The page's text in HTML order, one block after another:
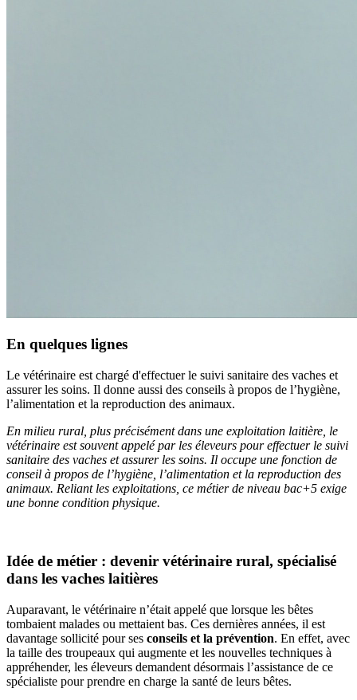
En quelques lignes
Le vétérinaire est chargé d'effectuer le suivi sanitaire des vaches et
assurer les soins. Il donne aussi des conseils à propos de l’hygiène,
l’alimentation et la reproduction des animaux.
En milieu rural, plus précisément dans une exploitation laitière, le
vétérinaire est souvent appelé par les éleveurs pour effectuer le suivi
sanitaire des vaches et assurer les soins. Il occupe une fonction de
conseil à propos de l’hygiène, l’alimentation et la reproduction des
animaux. Reliant les exploitations, ce métier de niveau bac+5 exige
une bonne condition physique.
Idée de métier : devenir vétérinaire rural, spécialisé
dans les vaches laitières
Auparavant, le vétérinaire n’était appelé que lorsque les bêtes
tombaient malades ou mettaient bas. Ces dernières années, il est
davantage sollicité pour ses conseils et la prévention. En effet, avec
la taille des troupeaux qui augmente et les nouvelles techniques à
appréhender, les éleveurs demandent désormais l’assistance de ce
spécialiste pour prendre en charge la santé de leurs bêtes.